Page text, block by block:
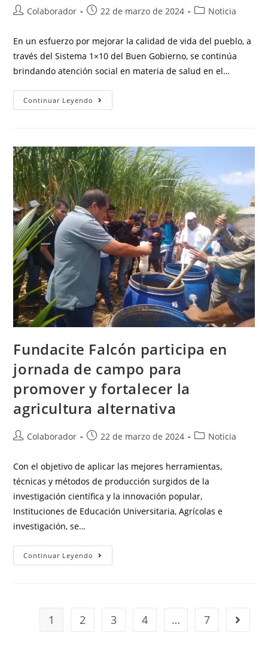
Colaborador 22 de marzo de 2024 Noticia
En un esfuerzo por mejorar la calidad de vida del pueblo, a
través del Sistema 1×10 del Buen Gobierno, se continúa
brindando atención social en materia de salud en el…
Continuar Leyendo
Fundacite Falcón participa en
jornada de campo para
promover y fortalecer la
agricultura alternativa
Colaborador 22 de marzo de 2024 Noticia
Con el objetivo de aplicar las mejores herramientas,
técnicas y métodos de producción surgidos de la
investigación científica y la innovación popular,
Instituciones de Educación Universitaria, Agrícolas e
investigación, se…
Continuar Leyendo
1 2 3 4 … 7